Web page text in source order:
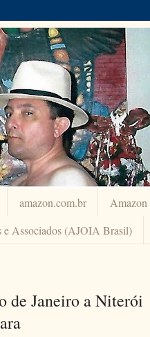
amazon.com.br Amazon
e Associados (AJOIA Brasil)
de Janeiro a Niterói